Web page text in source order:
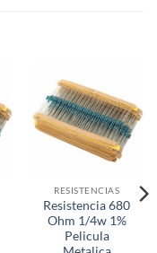
RESISTENCIAS
Resistencia 680
Ohm 1/4w 1%
Pelicula